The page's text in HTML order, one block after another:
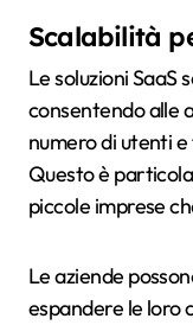
Scalabilità
Le soluzioni SaaS
consentendo alle
numero di utenti
Questo è
piccole imprese
Le aziende
espandere le loro